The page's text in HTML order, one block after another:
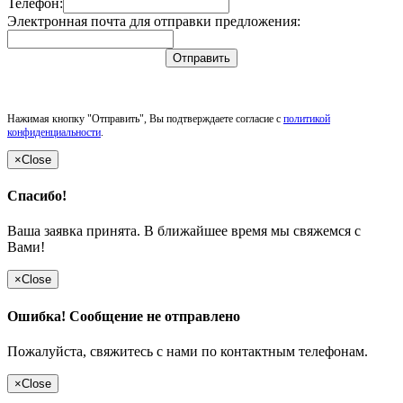
Электронная почта для отправки предложения:
Отправить
Нажимая кнопку "Отправить", Вы подтверждаете согласие с политикой
конфиденциальности.
×Close
Спасибо!
Ваша заявка принята. В ближайшее время мы свяжемся с
Вами!
×Close
Ошибка! Сообщение не отправлено
Пожалуйста, свяжитесь с нами по контактным телефонам.
×Close